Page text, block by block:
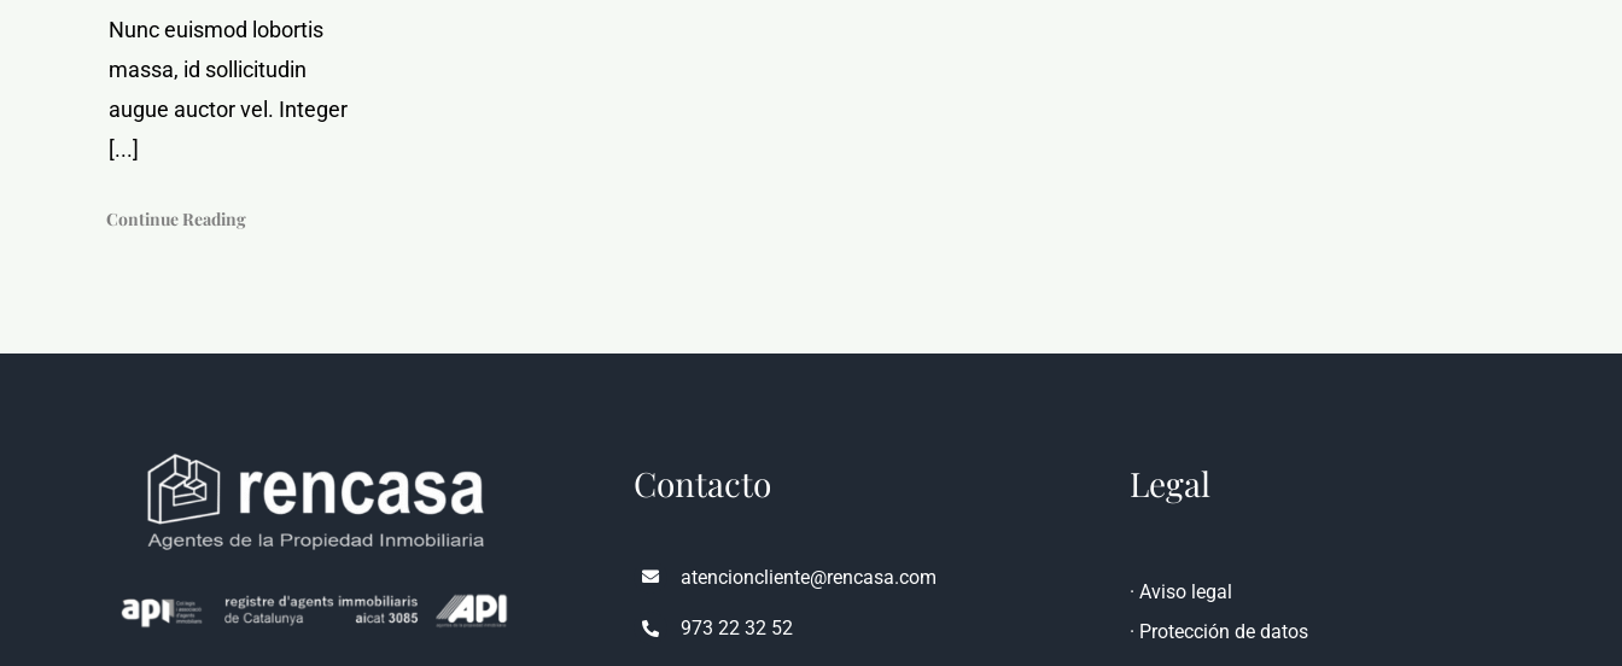
Nunc euismod lobortis
massa, id sollicitudin
augue auctor vel. Integer
[...]
Continue Reading
Contacto
atencioncliente@rencasa.com
973 22 32 52
Legal
· Aviso legal
· Protección de datos